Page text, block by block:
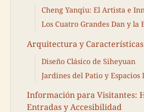
Cheng Yanqiu: El Artista e
Los Cuatro Grandes Dan y la
Arquitectura y
Diseño Clásico de Siheyuan
Jardines del Patio y
Información para Visitantes:
Entradas y Accesibilidad